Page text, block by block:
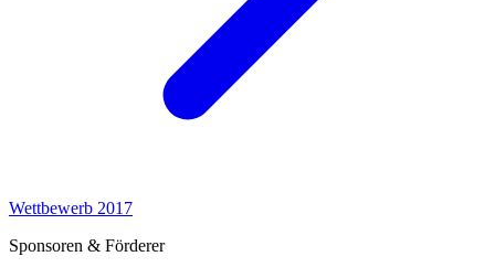
Wettbewerb 2017
Sponsoren & Förderer